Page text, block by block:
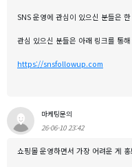
SNS 운영에 관심이 있으신 분들은
관심 있으신 분들은 아래 링크를 통
https://snsfollowup.com
마케팅문의
26-06-10 23:42
쇼핑몰 운영하면서 가장 어려운 게